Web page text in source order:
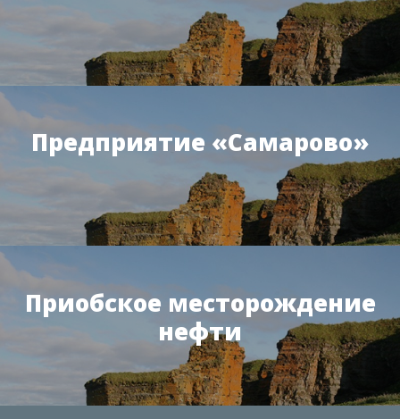
Предприятие «Самарово»
Приобское месторождение
нефти